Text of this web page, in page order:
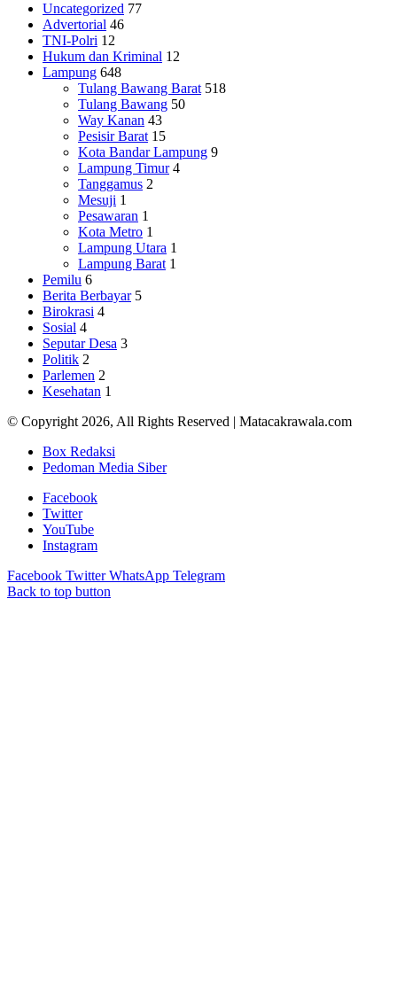
Uncategorized 77
Advertorial 46
TNI-Polri 12
Hukum dan Kriminal 12
Lampung 648
Tulang Bawang Barat 518
Tulang Bawang 50
Way Kanan 43
Pesisir Barat 15
Kota Bandar Lampung 9
Lampung Timur 4
Tanggamus 2
Mesuji 1
Pesawaran 1
Kota Metro 1
Lampung Utara 1
Lampung Barat 1
Pemilu 6
Berita Berbayar 5
Birokrasi 4
Sosial 4
Seputar Desa 3
Politik 2
Parlemen 2
Kesehatan 1
© Copyright 2026, All Rights Reserved | Matacakrawala.com
Box Redaksi
Pedoman Media Siber
Facebook
Twitter
YouTube
Instagram
Facebook Twitter WhatsApp Telegram
Back to top button